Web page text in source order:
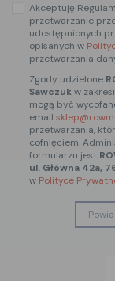
Akceptuję
przetwarzanie
udostępnionych
opisanych w
przetwarzania
Zgody udzielone
Sawczukw
mogą być
email
przetwarzania,
cofnięciem.
formularzu jest
ul. Główna 42a,
w Polityce